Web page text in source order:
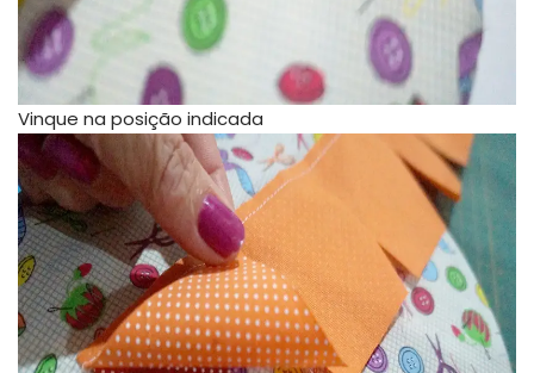
Vinque na posição indicada